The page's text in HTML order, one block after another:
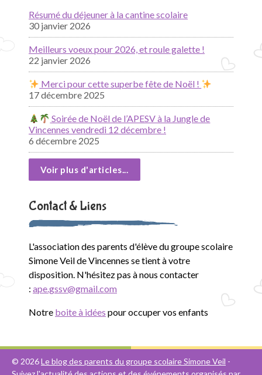
Résumé du déjeuner à la cantine scolaire
30 janvier 2026
Meilleurs voeux pour 2026, et roule galette !
22 janvier 2026
Merci pour cette superbe fête de Noël !
17 décembre 2025
Soirée de Noël de l’APESV à la Jungle de
Vincennes vendredi 12 décembre !
6 décembre 2025
Voir plus d'articles...
Contact & Liens
L'association des parents d'élève du groupe scolaire
Simone Veil de Vincennes se tient à votre
disposition. N'hésitez pas à nous contacter
: ape.gssv@gmail.com
Notre boite à idées pour occuper vos enfants
© 2026Le blog des parents du groupe scolaire Simone Veil -